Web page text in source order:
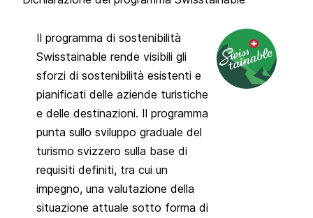
Il programma di sostenibilità
Swisstainable rende visibili gli
sforzi di sostenibilità esistenti e
pianificati delle aziende turistiche
e delle destinazioni. Il programma
punta sullo sviluppo graduale del
turismo svizzero sulla base di
requisiti definiti, tra cui un
impegno, una valutazione della
situazione attuale sotto forma di